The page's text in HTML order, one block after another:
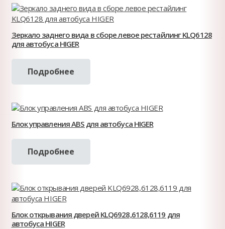
Зеркало заднего вида в сборе левое рестайлинг KLQ6128
для автобуса HIGER
Подробнее
Блок управления ABS для автобуса HIGER
Подробнее
Блок открывания дверей KLQ6928,6128,6119 для
автобуса HIGER